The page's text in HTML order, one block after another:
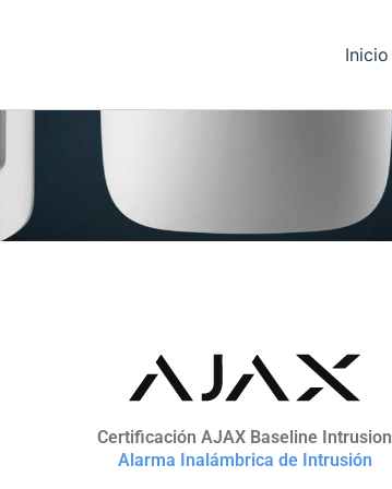
Inicio
Certificación AJAX Baseline Intrusion
Alarma Inalámbrica de Intrusión